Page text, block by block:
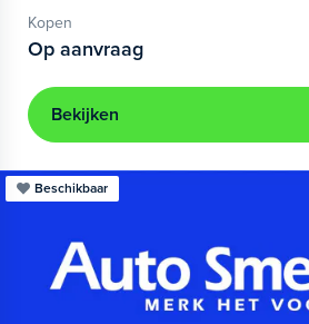
Kopen
Op aanvraag
Bekijken
Beschikbaar